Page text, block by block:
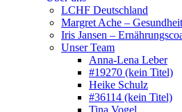
LCHF Deutschland
Margret Ache –
Iris Jansen –
Unser Team
Anna-Lena Leber
#19270 (kein Titel)
Heike Schulz
#36114 (kein Titel)
Tina Vogel